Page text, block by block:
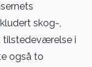
skog-,
tilstedeværelse i
også to